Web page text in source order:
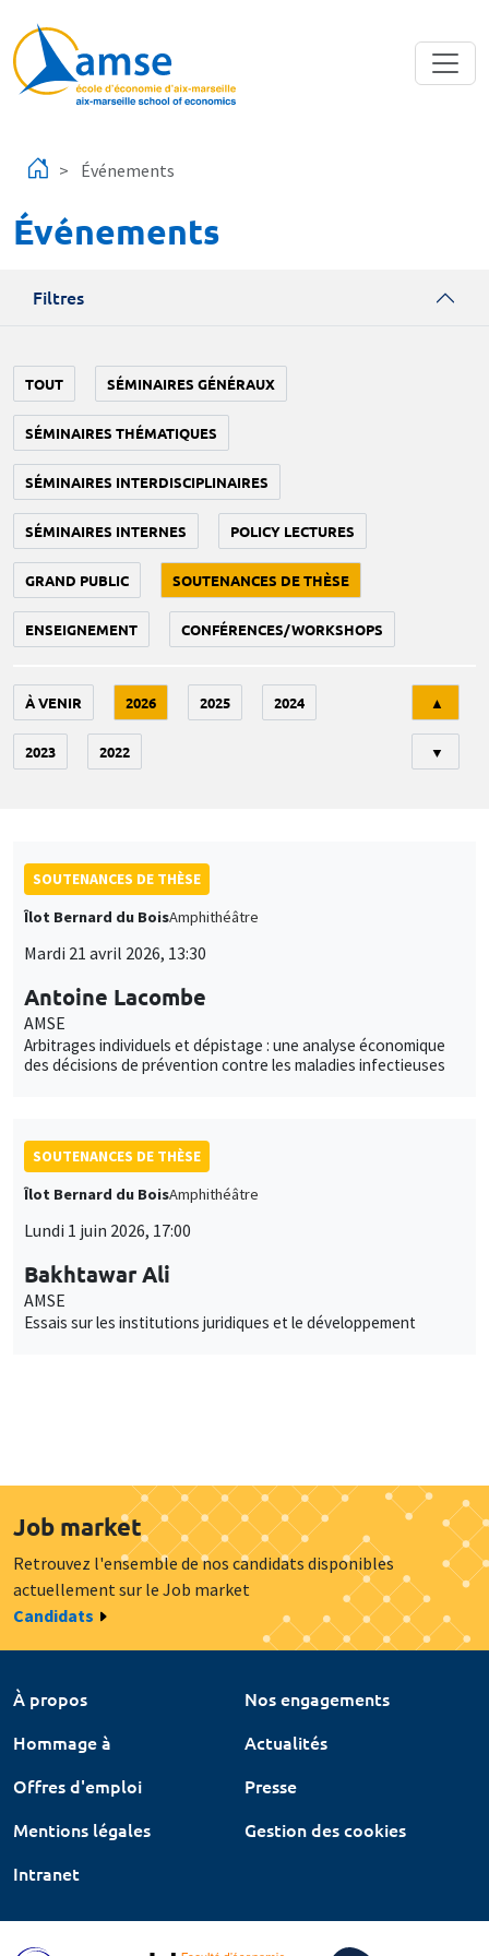
Événements
Événements
Filtres
TOUT SÉMINAIRES GÉNÉRAUX
SÉMINAIRES THÉMATIQUES
SÉMINAIRES INTERDISCIPLINAIRES
SÉMINAIRES INTERNES POLICY LECTURES
GRAND PUBLIC SOUTENANCES DE THÈSE
ENSEIGNEMENT CONFÉRENCES/WORKSHOPS
À VENIR 2026 2025 2024
2023 2022
▲
▼
SOUTENANCES DE THÈSE
Îlot Bernard du BoisAmphithéâtre
Mardi 21 avril 2026, 13:30
Antoine Lacombe
AMSE
Arbitrages individuels et dépistage : une analyse économique
des décisions de prévention contre les maladies infectieuses
SOUTENANCES DE THÈSE
Îlot Bernard du BoisAmphithéâtre
Lundi 1 juin 2026, 17:00
Bakhtawar Ali
AMSE
Essais sur les institutions juridiques et le développement
Job market
Retrouvez l'ensemble de nos candidats disponibles
actuellement sur le Job market
Candidats
À propos
Nos engagements
Hommage à
Actualités
Offres d'emploi
Presse
Mentions légales
Gestion des cookies
Intranet